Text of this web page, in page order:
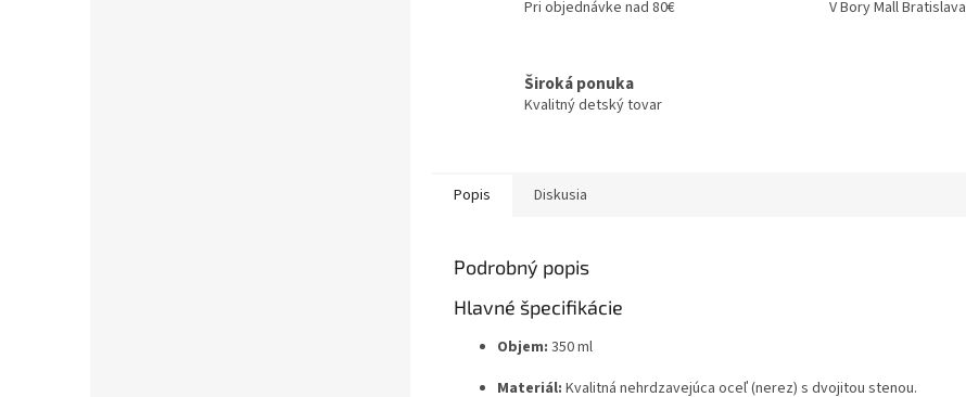
Pri objednávke nad 80€ V Bory Mall Bratislava
Široká ponuka
Kvalitný detský tovar
Popis Diskusia
Podrobný popis
Hlavné špecifikácie
Objem: 350 ml
Materiál: Kvalitná nehrdzavejúca oceľ (nerez) s dvojitou stenou.